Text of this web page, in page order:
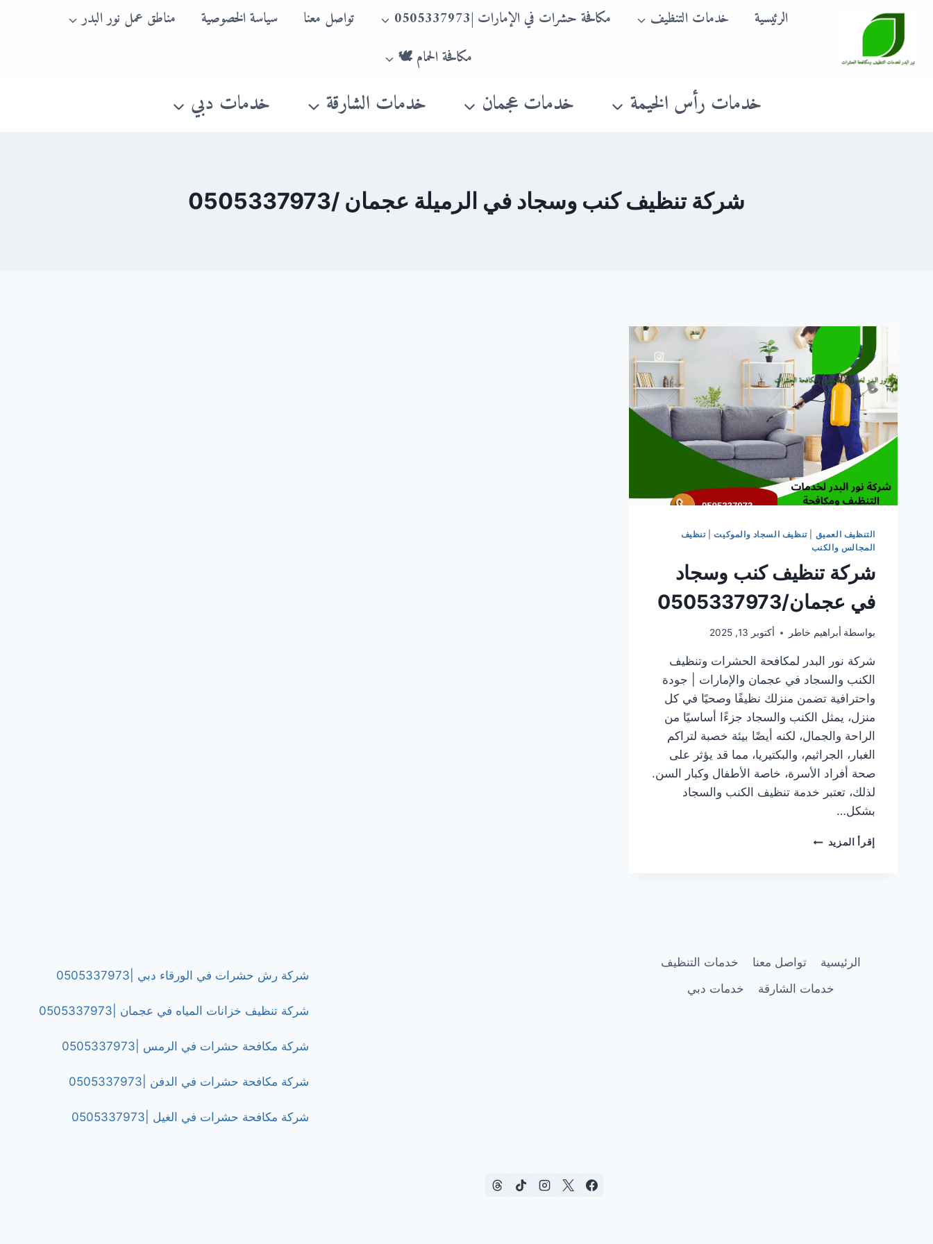
المحتوى
الرئيسية خدمات التنظيف مكافحة حشرات في الإمارات |0505337973 تواصل معنا سياسة الخصوصية
مناطق عمل نور البدر
مكافحة الحمام 🕊
خدمات رأس الخيمة خدمات عجمان خدمات الشارقة خدمات دبي
شركة تنظيف كنب وسجاد في الرميلة عجمان /0505337973
التنظيف العميق |تنظيف السجاد والموكيت|تنظيف
المجالس والكنب
شركة تنظيف كنب وسجاد
في عجمان/0505337973
بواسطة أبراهيم خاطر أكتوبر 13, 2025
شركة نور البدر لمكافحة الحشرات وتنظيف
الكنب والسجاد في عجمان والإمارات | جودة
واحترافية تضمن منزلك نظيفًا وصحيًا في كل
منزل، يمثل الكنب والسجاد جزءًا أساسيًا من
الراحة والجمال، لكنه أيضًا بيئة خصبة لتراكم
الغبار، الجراثيم، والبكتيريا، مما قد يؤثر على
صحة أفراد الأسرة، خاصة الأطفال وكبار السن.
لذلك، تعتبر خدمة تنظيف الكنب والسجاد
بشكل…
إقرأ المزيد شركة
الرئيسية تواصل معنا
خدمات التنظيف
خدمات الشارقة
خدمات دبي
شركة رش حشرات في الورقاء دبي |0505337973
شركة تنظيف خزانات المياه في عجمان |0505337973
شركة مكافحة حشرات في الرمس |0505337973
شركة مكافحة حشرات في الدفن |0505337973
شركة مكافحة حشرات في الغيل |0505337973